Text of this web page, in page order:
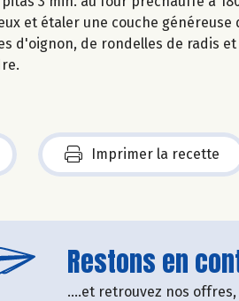
et étaler une couche
d'oignon, de rondelles de radis
Imprimer la recette
Restons en
....et retrouvez nos